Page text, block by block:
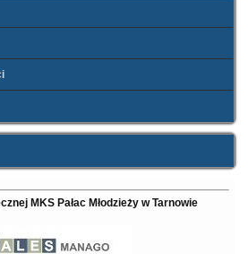
MKS Pałac Młodzieży w Tarnowie